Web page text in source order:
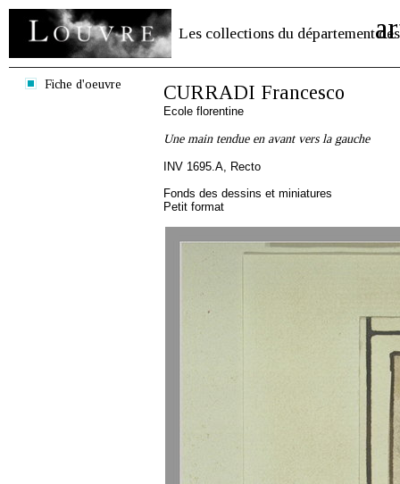
Les collections du département des
Fiche d'oeuvre CURRADI Francesco
Ecole florentine
Une main tendue en avant vers la gauche
INV 1695.A, Recto
Fonds des dessins et miniatures
Petit format